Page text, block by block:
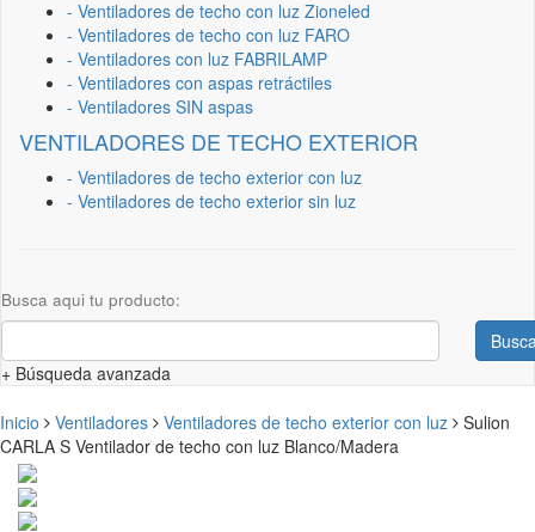
- Ventiladores de techo con luz Zioneled
- Ventiladores de techo con luz FARO
- Ventiladores con luz FABRILAMP
- Ventiladores con aspas retráctiles
- Ventiladores SIN aspas
VENTILADORES DE TECHO EXTERIOR
- Ventiladores de techo exterior con luz
- Ventiladores de techo exterior sin luz
Busca aqui tu producto:
+ Búsqueda avanzada
Inicio Ventiladores Ventiladores de techo exterior con luz
Sulion
CARLA S Ventilador de techo con luz Blanco/Madera